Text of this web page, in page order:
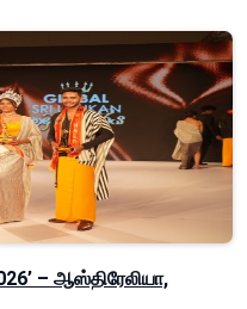
– ஆஸ்திரேலியா,